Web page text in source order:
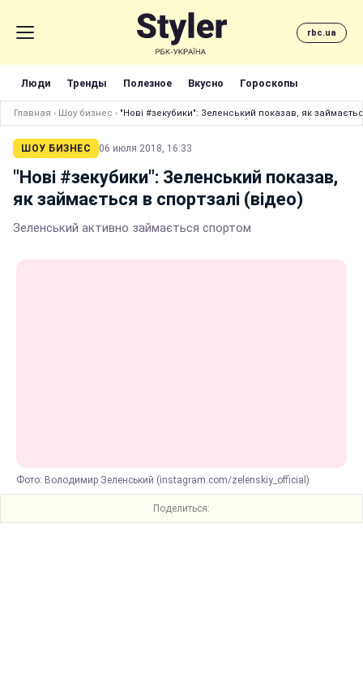
rbc.ua
Люди Тренды Полезное Вкусно Гороскопы
Главная › Шоу бизнес › "Нові #зекубики": Зеленський показав, як
ШОУ БИЗНЕС 06 июля 2018, 16:33
"Нові #зекубики": Зеленський показав,
як займається в спортзалі (відео)
Зеленський активно займається спортом
Фото: Володимир Зеленський (instagram.com/zelenskiy_official)
Поделиться: